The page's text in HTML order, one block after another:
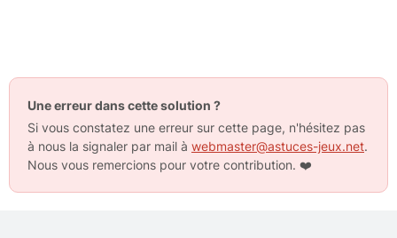
Une erreur dans cette solution ?
Si vous constatez une erreur sur cette page, n'hésitez pas
à nous la signaler par mail à webmaster@astuces-jeux.net.
Nous vous remercions pour votre contribution. ❤️